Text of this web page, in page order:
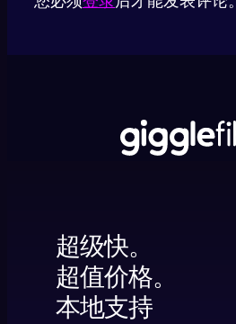
超级快。
超值价格。
本地支持